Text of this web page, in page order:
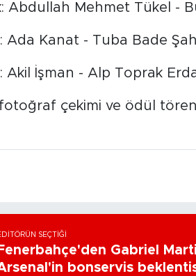
Abdullah Mehmet Tükel -
Ada Kanat - Tuba Bade
Akil İşman - Alp Toprak
çekimi ve ödül
SEÇTIĞI
Gabriel
bonservis